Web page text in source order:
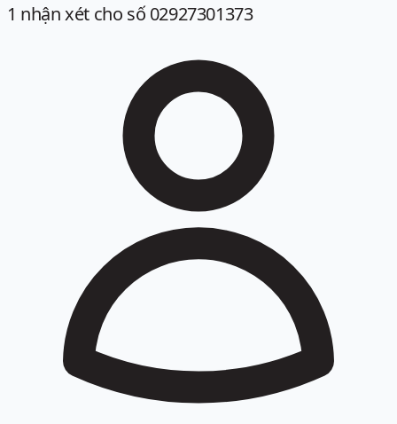
1 nhận xét cho số 02927301373